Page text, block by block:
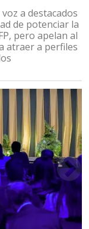
a destacados
de potenciar la
pero apelan al
atraer a perfiles